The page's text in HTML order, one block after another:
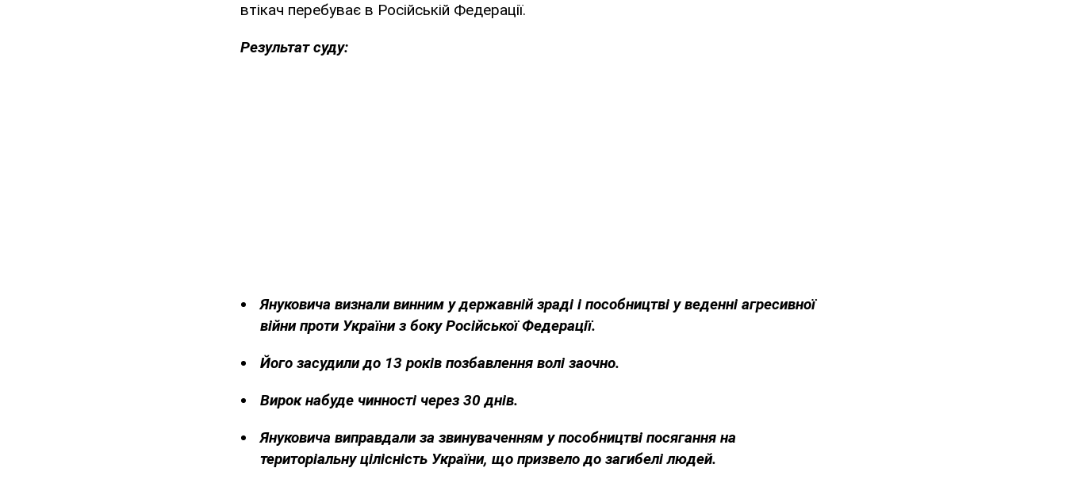
втікач перебуває в Російській Федерації.
Результат суду:
Януковича визнали винним у державній зраді і пособництві у веденні агресивної
війни проти України з боку Російської Федерації.
Його засудили до 13 років позбавлення волі заочно.
Вирок набуде чинності через 30 днів.
Януковича виправдали за звинуваченням у пособництві посягання на
територіальну цілісність України, що призвело до загибелі людей.